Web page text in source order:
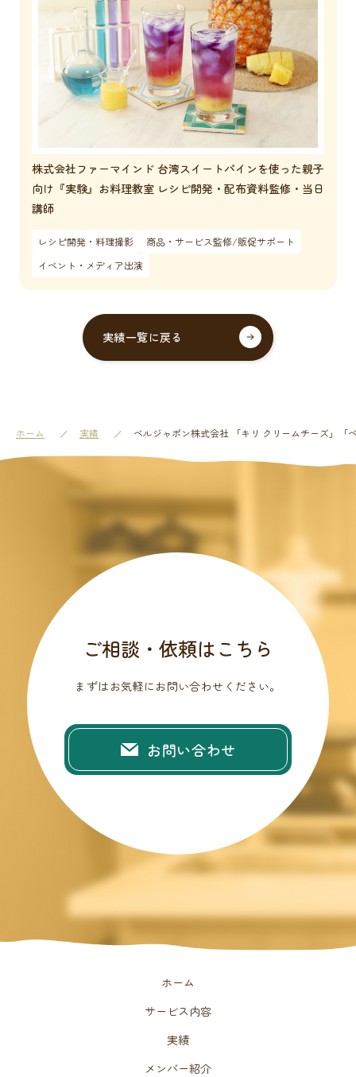
株式会社ファーマインド 台湾スイートパインを使った親子
向け『実験』お料理教室 レシピ開発・配布資料監修・当日
講師
レシピ開発・料理撮影
商品・サービス監修/販促サポート
イベント・メディア出演
実績一覧に戻る
ホーム 実績 ベルジャポン株式会社 「キリ クリームチーズ」「
ご相談・依頼はこちら
まずはお気軽にお問い合わせください。
お問い合わせ
ホーム
サービス内容
実績
メンバー紹介